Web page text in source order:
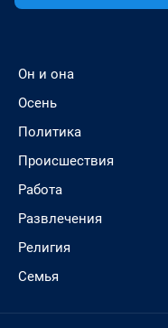
Он и она
Осень
Политика
Происшествия
Работа
Развлечения
Религия
Семья